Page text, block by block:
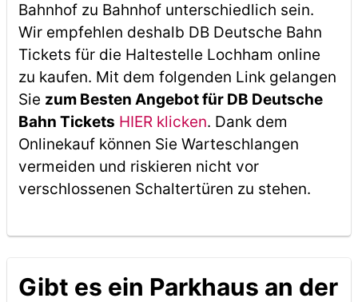
Bahnhof zu Bahnhof unterschiedlich sein.
Wir empfehlen deshalb DB Deutsche Bahn
Tickets für die Haltestelle Lochham online
zu kaufen. Mit dem folgenden Link gelangen
Sie zum Besten Angebot für DB Deutsche
Bahn Tickets HIER klicken. Dank dem
Onlinekauf können Sie Warteschlangen
vermeiden und riskieren nicht vor
verschlossenen Schaltertüren zu stehen.
Gibt es ein Parkhaus an der